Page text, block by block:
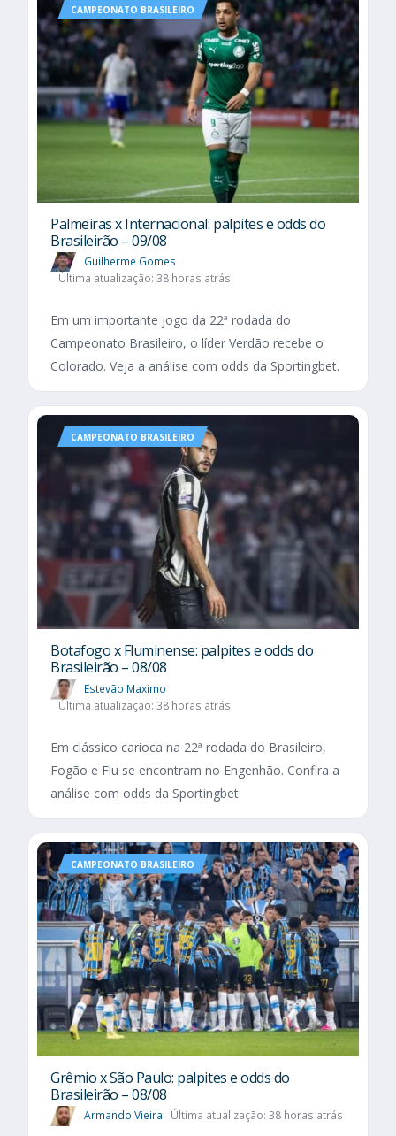
CAMPEONATO BRASILEIRO
Palmeiras x Internacional: palpites e odds do
Brasileirão – 09/08
Guilherme Gomes
Última atualização: 38 horas atrás
Em um importante jogo da 22ª rodada do
Campeonato Brasileiro, o líder Verdão recebe o
Colorado. Veja a análise com odds da Sportingbet.
CAMPEONATO BRASILEIRO
Botafogo x Fluminense: palpites e odds do
Brasileirão – 08/08
Estevão Maximo
Última atualização: 38 horas atrás
Em clássico carioca na 22ª rodada do Brasileiro,
Fogão e Flu se encontram no Engenhão. Confira a
análise com odds da Sportingbet.
CAMPEONATO BRASILEIRO
Grêmio x São Paulo: palpites e odds do
Brasileirão – 08/08
Armando Vieira Última atualização: 38 horas atrás